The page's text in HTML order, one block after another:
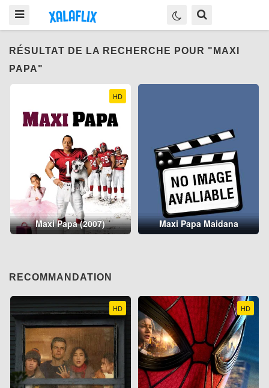
RÉSULTAT DE LA RECHERCHE POUR "MAXI
PAPA"
HD
Maxi Papa (2007) Maxi Papa Maidana
RECOMMANDATION
HD HD